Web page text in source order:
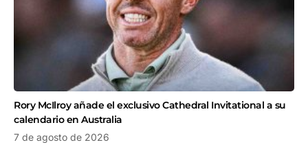
Rory McIlroy añade el exclusivo Cathedral Invitational a su
calendario en Australia
7 de agosto de 2026